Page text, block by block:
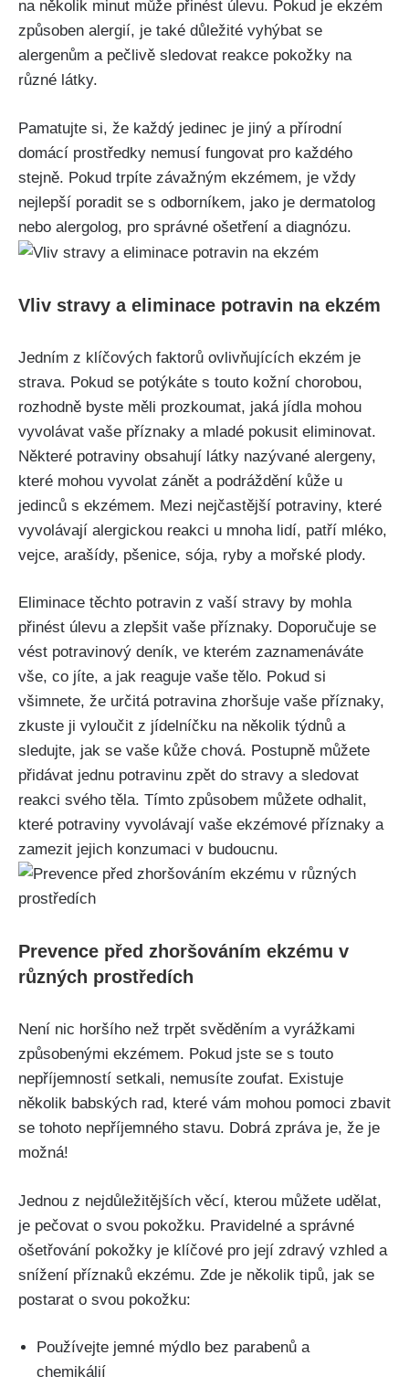
na několik minut může přinést úlevu. Pokud je ekzém
způsoben alergií, je také⁢ důležité vyhýbat se
alergenům a pečlivě sledovat reakce pokožky na
různé látky.
Pamatujte si, že každý jedinec je ⁣jiný a přírodní
domácí prostředky nemusí fungovat pro⁣ každého
stejně. Pokud trpíte závažným ekzémem, je⁤ vždy
‍nejlepší poradit ⁣se s odborníkem, jako je dermatolog
⁣nebo alergolog, pro správné ošetření a diagnózu.
Vliv stravy a eliminace potravin na ekzém
Jedním z ​klíčových⁣ faktorů ovlivňujících ekzém je
strava. Pokud se potýkáte s touto kožní chorobou,
rozhodně byste ⁤měli prozkoumat, jaká jídla mohou
⁢vyvolávat vaše příznaky a mladé pokusit eliminovat.
Některé potraviny obsahují látky⁤ nazývané alergeny,
⁤které mohou ‌vyvolat zánět a podráždění kůže u
jedinců s ekzémem. Mezi nejčastější potraviny, které
vyvolávají alergickou reakci u mnoha lidí, patří mléko,⁣
vejce, arašídy, pšenice, sója, ryby a mořské plody.
Eliminace těchto potravin z vaší ⁢stravy by mohla
přinést úlevu a zlepšit​ vaše příznaky. Doporučuje se
vést potravinový deník, ve kterém ‌zaznamenáváte
vše, co jíte, a jak reaguje vaše tělo. Pokud si
‌všimnete, že určitá potravina zhoršuje​ vaše příznaky,
zkuste ji vyloučit⁤ z jídelníčku na několik týdnů a
sledujte, jak‌ se vaše kůže chová. Postupně můžete
přidávat jednu potravinu zpět​ do stravy a sledovat
reakci svého těla. Tímto způsobem ​můžete odhalit,
které potraviny vyvolávají vaše ekzémové příznaky a
zamezit jejich konzumaci v budoucnu.
Prevence před zhoršováním ekzému v
různých prostředích
Není nic horšího než trpět svěděním a vyrážkami
způsobenými⁣ ekzémem. Pokud jste se s touto
nepříjemností ‍setkali, nemusíte‌ zoufat. Existuje
několik babských rad, které vám mohou pomoci zbavit
se tohoto nepříjemného stavu.⁣ Dobrá zpráva je, že je
možná!
Jednou z nejdůležitějších věcí,​ kterou můžete udělat,
je pečovat o svou pokožku. Pravidelné a správné
ošetřování pokožky je klíčové pro její zdravý vzhled a
snížení příznaků ekzému. Zde ‌je několik tipů, jak se
postarat o svou pokožku:
Používejte jemné mýdlo bez parabenů a
chemikálií